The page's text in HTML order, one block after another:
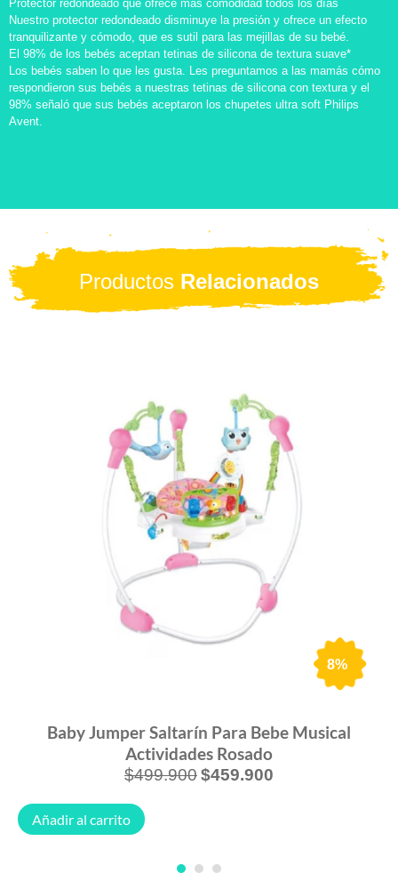
Protector redondeado que ofrece más comodidad todos los días
Nuestro protector redondeado disminuye la presión y ofrece un efecto
tranquilizante y cómodo, que es sutil para las mejillas de su bebé.
El 98% de los bebés aceptan tetinas de silicona de textura suave*
Los bebés saben lo que les gusta. Les preguntamos a las mamás cómo
respondieron sus bebés a nuestras tetinas de silicona con textura y el
98% señaló que sus bebés aceptaron los chupetes ultra soft Philips
Avent.
Productos Relacionados
8%
Baby Jumper Saltarín Para Bebe Musical
Actividades Rosado
499.900$459.900
Añadir al carrito